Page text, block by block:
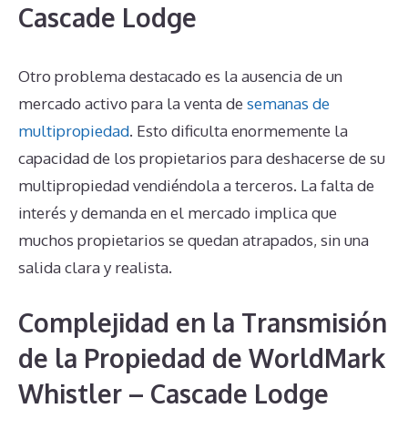
Cascade Lodge
Otro problema destacado es la ausencia de un
mercado activo para la venta de semanas de
multipropiedad. Esto dificulta enormemente la
capacidad de los propietarios para deshacerse de su
multipropiedad vendiéndola a terceros. La falta de
interés y demanda en el mercado implica que
muchos propietarios se quedan atrapados, sin una
salida clara y realista.
Complejidad en la Transmisión
de la Propiedad de WorldMark
Whistler – Cascade Lodge